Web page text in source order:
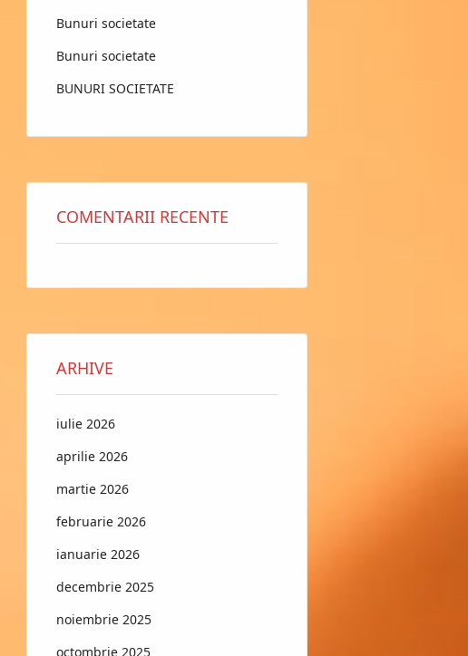
Bunuri societate
Bunuri societate
BUNURI SOCIETATE
COMENTARII RECENTE
ARHIVE
iulie 2026
aprilie 2026
martie 2026
februarie 2026
ianuarie 2026
decembrie 2025
noiembrie 2025
octombrie 2025